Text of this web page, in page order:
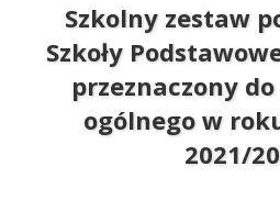
Szkolny zestaw
Szkoły
przeznaczony
ogólnego w
2021/